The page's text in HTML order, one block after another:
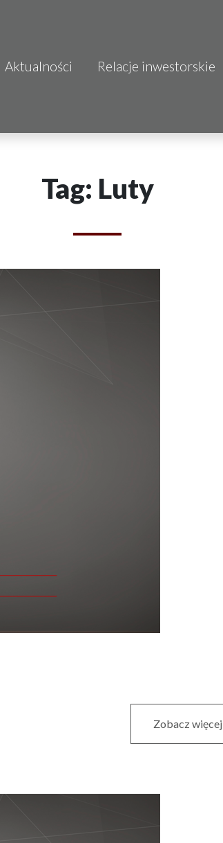
Aktualności Relacje inwestorskie
Tag: Luty
Zobacz więcej